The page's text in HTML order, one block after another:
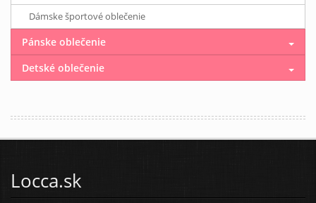
Dámske športové oblečenie
Pánske oblečenie
Detské oblečenie
Locca.sk